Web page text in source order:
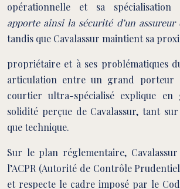
opérationnelle et sa spécialisation
apporte ainsi la sécurité d’un assureur
tandis que Cavalassur maintient sa
propriétaire et à ses problématiques
articulation entre un grand porteur
courtier ultra-spécialisé explique
solidité perçue de Cavalassur, tant
que technique.
Sur le plan réglementaire,
l’ACPR (Autorité de Contrôle
et respecte le cadre imposé par le